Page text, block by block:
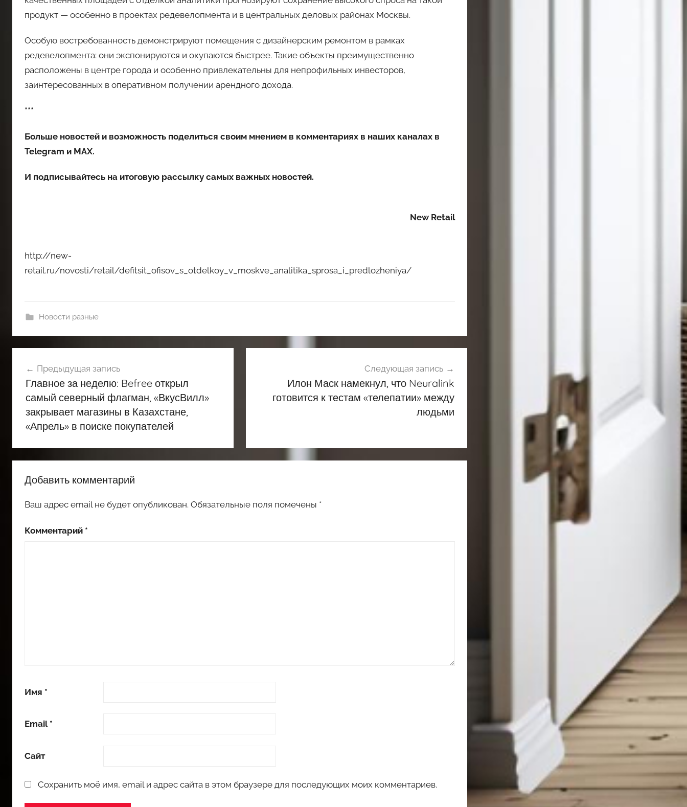
продукт — особенно в проектах редевелопмента и в центральных деловых районах Москвы.
Особую востребованность демонстрируют помещения с дизайнерским ремонтом в рамках
редевелопмента: они экспонируются и окупаются быстрее. Такие объекты преимущественно
расположены в центре города и особенно привлекательны для непрофильных инвесторов,
заинтересованных в оперативном получении арендного дохода.
***
Больше новостей и возможность поделиться своим мнением в комментариях в наших каналах в
Telegram и MAX.
И подписывайтесь на итоговую рассылку самых важных новостей.
New Retail
http://new-
retail.ru/novosti/retail/defitsit_ofisov_s_otdelkoy_v_moskve_analitika_sprosa_i_predlozheniya/
Новости разные
по
записям
Предыдущая запись
Главное за неделю: Befree открыл
самый северный флагман, «ВкусВилл»
закрывает магазины в Казахстане,
«Апрель» в поиске покупателей
Следующая запись
Илон Маск намекнул, что Neuralink
готовится к тестам «телепатии» между
людьми
Добавить комментарий
Ваш адрес email не будет опубликован. Обязательные поля помечены *
Комментарий *
Имя *
Email *
Сайт
Сохранить моё имя, email и адрес сайта в этом браузере для последующих моих комментариев.